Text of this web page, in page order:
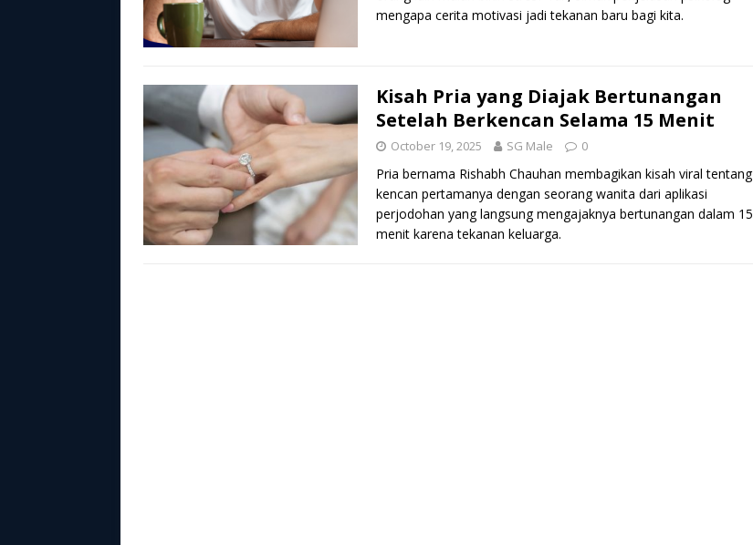
mengapa cerita motivasi jadi tekanan baru bagi kita.
Kisah Pria yang Diajak Bertunangan
Setelah Berkencan Selama 15 Menit
October 19, 2025 SG Male 0
Pria bernama Rishabh Chauhan membagikan kisah viral tentang
kencan pertamanya dengan seorang wanita dari aplikasi
perjodohan yang langsung mengajaknya bertunangan dalam 15
menit karena tekanan keluarga.